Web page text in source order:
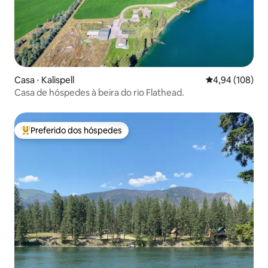
Casa ⋅ Kalispell 4,94 de uma
4,94 (108)
Casa de hóspedes à beira do rio Flathead.
Entre os melhores preferidos dos hóspedes
Preferido dos hóspedes